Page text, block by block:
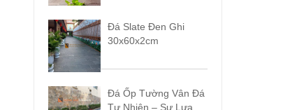
Đá Slate Đen Ghi
30x60x2cm
Đá Ốp Tường Vân Đá
Tự Nhiên – Sự Lựa